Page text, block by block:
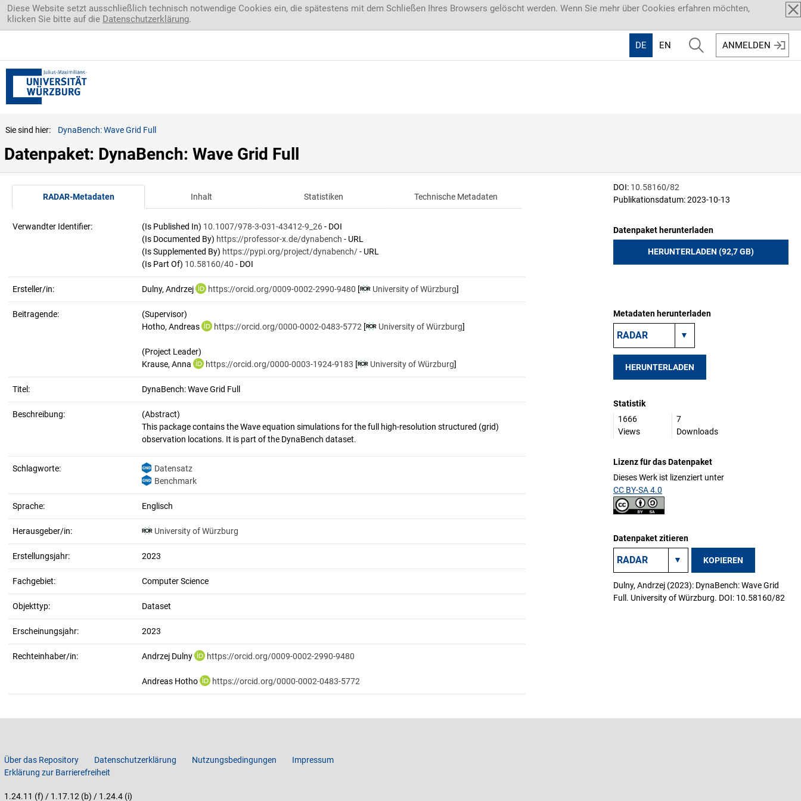
Direkt zum Inhalt
Diese Website setzt ausschließlich technisch notwendige Cookies ein, die spätestens mit dem Schließen Ihres Browsers gelöscht werden. Wenn Sie mehr über Cookies erfahren möchten,
klicken Sie bitte auf die Datenschutzerklärung.
DE EN ANMELDEN
Sie sind hier: DynaBench: Wave Grid Full
Datenpaket: DynaBench: Wave Grid Full
RADAR-Metadaten Inhalt Statistiken Technische Metadaten
Verwandter Identifier: (Is Published In) 10.1007/978-3-031-43412-9_26- DOI
(Is Documented By) https://professor-x.de/dynabench - URL
(Is Supplemented By) https://pypi.org/project/dynabench/- URL
(Is Part Of) 10.58160/40 - DOI
Ersteller/in: Dulny, Andrzej https://orcid.org/0009-0002-2990-9480 [ University of Würzburg]
Beitragende:
(Supervisor)
Hotho, Andreas
https://orcid.org/0000-0002-0483-5772 [ University of Würzburg]
(Project Leader)
Krause, Anna
https://orcid.org/0000-0003-1924-9183 [ University of Würzburg]
Titel: DynaBench: Wave Grid Full
Beschreibung:
(Abstract)
This package contains the Wave equation simulations for the full high-resolution structured (grid)
Schlagworte:
Datensatz
Benchmark
Sprache: Englisch
Herausgeber/in: University of Würzburg
Erstellungsjahr: 2023
Fachgebiet: Computer Science
Objekttyp: Dataset
Erscheinungsjahr: 2023
Rechteinhaber/in: Andrzej Dulny https://orcid.org/0009-0002-2990-9480
Andreas Hotho https://orcid.org/0000-0002-0483-5772
DOI: 10.58160/82
Publikationsdatum: 2023-10-13
Datenpaket herunterladen
HERUNTERLADEN (92,7 GB)
Metadaten herunterladen
HERUNTERLADEN
Statistik
1666
Views
7
Downloads
Lizenz für das Datenpaket
Dieses Werk ist lizenziert unter
CC BY-SA 4.0
Datenpaket zitieren
KOPIEREN
Dulny, Andrzej (2023): DynaBench: Wave Grid
Full. University of Würzburg. DOI: 10.58160/82
Über das Repository Datenschutzerklärung Nutzungsbedingungen
Impressum
Erklärung zur Barrierefreiheit
1.24.11 (f) / 1.17.12 (b) / 1.24.4 (i)